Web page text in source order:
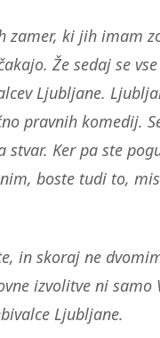
zamer, ki jih imam
Že sedaj se
Ljubljane.
pravnih komedij.
stvar. Ker pa ste
boste tudi to,
in skoraj ne
izvolitve ni samo
Ljubljane.